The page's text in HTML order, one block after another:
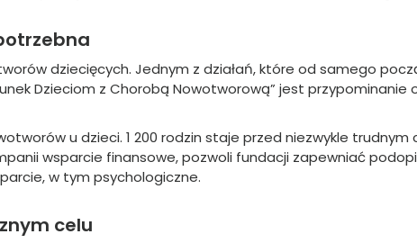
dziecięcych. Jednym z działań, które od samego
Dzieciom z Chorobą Nowotworową” jest przypominanie
u dzieci. 1 200 rodzin staje przed niezwykle trudnym
wsparcie finansowe, pozwoli fundacji zapewniać
w tym psychologiczne.
celu